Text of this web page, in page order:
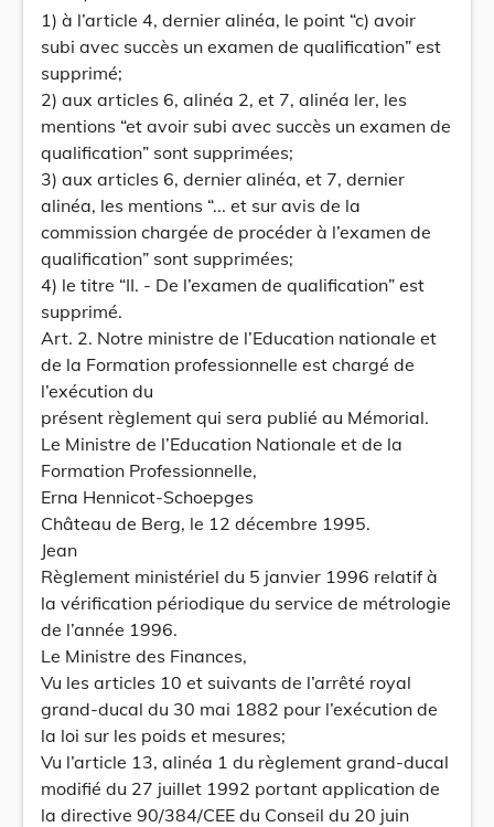
1) à l’article 4, dernier alinéa, le point “c) avoir
subi avec succès un examen de qualification” est
supprimé;
2) aux articles 6, alinéa 2, et 7, alinéa ler, les
mentions “et avoir subi avec succès un examen de
qualification” sont supprimées;
3) aux articles 6, dernier alinéa, et 7, dernier
alinéa, les mentions “... et sur avis de la
commission chargée de procéder à l’examen de
qualification” sont supprimées;
4) le titre “II. - De l’examen de qualification” est
supprimé.
Art. 2. Notre ministre de l’Education nationale et
de la Formation professionnelle est chargé de
l’exécution du
présent règlement qui sera publié au Mémorial.
Le Ministre de l’Education Nationale et de la
Formation Professionnelle,
Erna Hennicot-Schoepges
Château de Berg, le 12 décembre 1995.
Jean
Règlement ministériel du 5 janvier 1996 relatif à
la vérification périodique du service de métrologie
de l’année 1996.
Le Ministre des Finances,
Vu les articles 10 et suivants de l’arrêté royal
grand-ducal du 30 mai 1882 pour l’exécution de
la loi sur les poids et mesures;
Vu l’article 13, alinéa 1 du règlement grand-ducal
modifié du 27 juillet 1992 portant application de
la directive 90/384/CEE du Conseil du 20 juin